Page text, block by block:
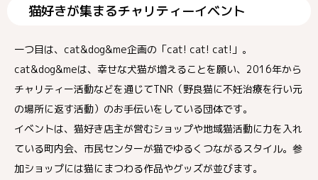
猫好きが集まるチャリティーイベント
一つ目は、cat&dog&me企画の「cat! cat! cat!」。
cat&dog&meは、幸せな犬猫が増えることを願い、2016年から
チャリティー活動などを通じてTNR（野良猫に不妊治療を行い元
の場所に返す活動）のお手伝いをしている団体です。
イベントは、猫好き店主が営むショップや地域猫活動に力を入れ
ている町内会、市民センターが猫でゆるくつながるスタイル。参
加ショップには猫にまつわる作品やグッズが並びます。